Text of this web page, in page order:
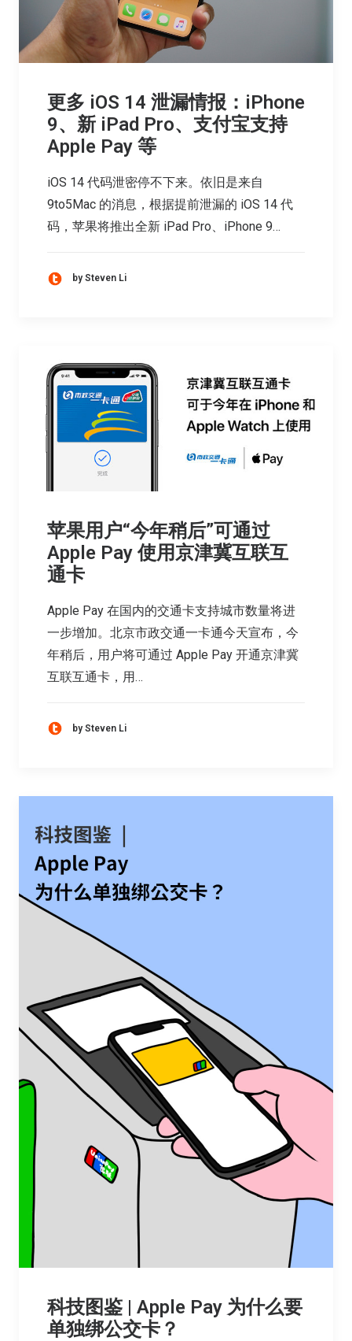
更多 iOS 14 泄漏情报：iPhone
9、新 iPad Pro、支付宝支持
Apple Pay 等
iOS 14 代码泄密停不下来。依旧是来自
9to5Mac 的消息，根据提前泄漏的 iOS 14 代
码，苹果将推出全新 iPad Pro、iPhone 9…
by Steven Li
苹果用户“今年稍后”可通过
Apple Pay 使用京津冀互联互
通卡
Apple Pay 在国内的交通卡支持城市数量将进
一步增加。北京市政交通一卡通今天宣布，今
年稍后，用户将可通过 Apple Pay 开通京津冀
互联互通卡，用…
by Steven Li
科技图鉴 | Apple Pay 为什么要
单独绑公交卡？